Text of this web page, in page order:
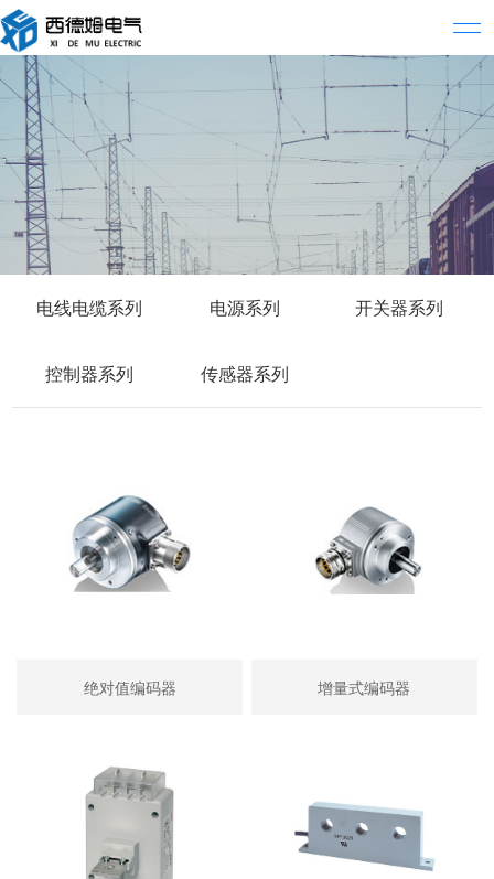
电线电缆系列 电源系列 开关器系列
控制器系列 传感器系列
绝对值编码器 增量式编码器